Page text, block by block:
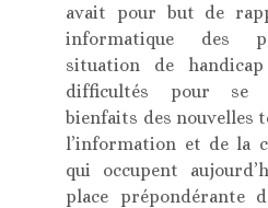
avait pour but de
informatique des
situation de
difficultés pour se
bienfaits des nouvelles
l’information et de la
qui occupent
place prépondérante